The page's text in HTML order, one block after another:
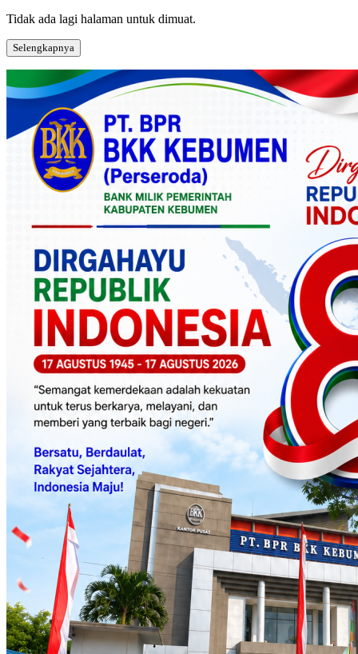
Tidak ada lagi halaman untuk dimuat.
Selengkapnya